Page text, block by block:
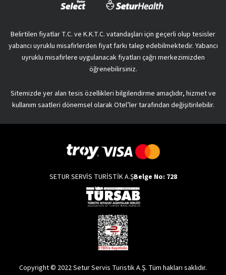
Belirtilen fiyatlar T.C. ve K.K.T.C. vatandaşları için geçerli olup tesisler
yabancı uyruklu misafirlerden fiyat farkı talep edebilmektedir. Yabancı
uyruklu misafirlere uygulanacak fiyatları çağrı merkezimizden
öğrenebilirsiniz.
Sitemizde yer alan tesis özellikleri bilgilendirme amaçlıdır, hizmet ve
kullanım saatleri dönemsel olarak Otel’ler tarafından değişitirilebilir.
SETUR SERVİS TURİSTİK A.ŞBelge No: 728
Copyright © 2022 Setur Servis Turistik A.Ş. Tüm hakları saklıdır.